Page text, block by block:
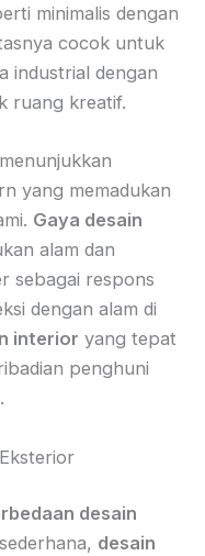
minimalis dengan
cocok untuk
industrial dengan
ruang kreatif.
menunjukkan
yang memadukan
Gaya desain
alam dan
sebagai respons
dengan alam di
interior yang tepat
penghuni
desain
desain